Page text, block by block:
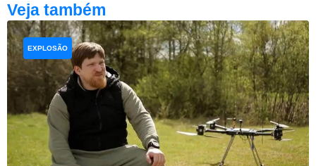
Veja também
EXPLOSÃO